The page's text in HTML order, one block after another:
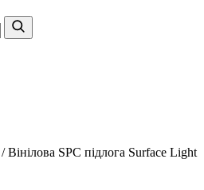
/Вінілова SPC підлога Surface Light